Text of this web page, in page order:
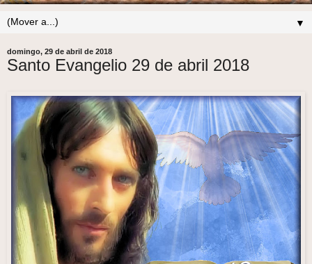
▼
domingo, 29 de abril de 2018
Santo Evangelio 29 de abril 2018